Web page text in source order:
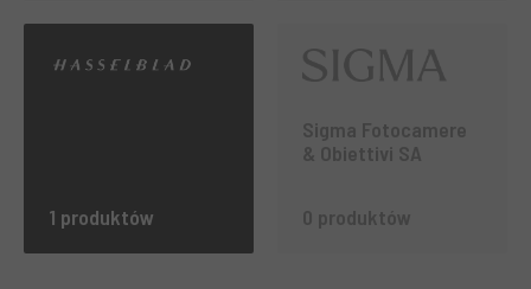
1 produktów
Sigma Fotocamere
& Obiettivi SA
0 produktów